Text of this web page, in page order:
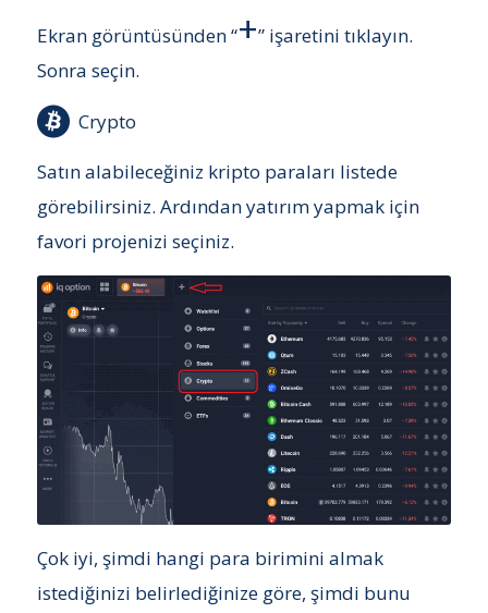
Ekran görüntüsünden “+” işaretini tıklayın.
Sonra seçin.
Crypto
Satın alabileceğiniz kripto paraları listede
görebilirsiniz. Ardından yatırım yapmak için
favori projenizi seçiniz.
Çok iyi, şimdi hangi para birimini almak
istediğinizi belirlediğinize göre, şimdi bunu